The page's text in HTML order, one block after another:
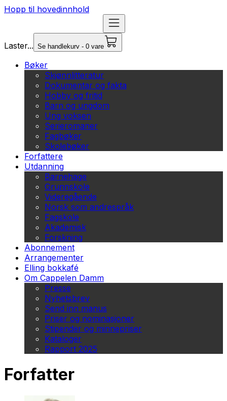
Hopp til hovedinnhold
Laster... Se handlekurv - 0 vare
Bøker
Skjønnlitteratur
Dokumentar og fakta
Hobby og fritid
Barn og ungdom
Ung voksen
Serieromaner
Fagbøker
Skolebøker
Forfattere
Utdanning
Barnehage
Grunnskole
Videregående
Norsk som andrespråk
Fagskole
Akademisk
Forskning
Abonnement
Arrangementer
Elling bokkafé
Om Cappelen Damm
Presse
Nyhetsbrev
Send inn manus
Priser og nominasjoner
Stipender og minnepriser
Kataloger
Rapport 2025
Forfatter